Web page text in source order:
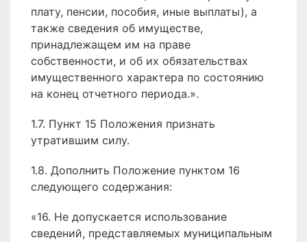
плату, пенсии, пособия, иные выплаты), а
также сведения об имуществе,
принадлежащем им на праве
собственности, и об их обязательствах
имущественного характера по состоянию
на конец отчетного периода.».
1.7. Пункт 15 Положения признать
утратившим силу.
1.8. Дополнить Положение пунктом 16
следующего содержания:
«16. Не допускается использование
сведений, представляемых муниципальным